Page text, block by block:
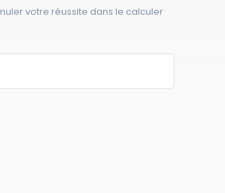
votre réussite dans le calculer